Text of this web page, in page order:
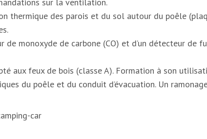
thermique des parois et du sol autour du poêle
de monoxyde de carbone (CO) et d’un détecteur
aux feux de bois (classe A). Formation à son
du poêle et du conduit d’évacuation. Un